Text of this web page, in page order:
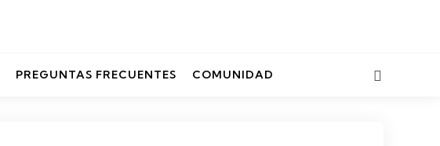
PREGUNTAS FRECUENTES COMUNIDAD